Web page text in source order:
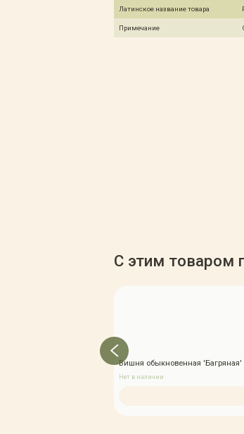
Латинское название товара
Примечание
С этим товаром
Вишня обыкновенная 'Багряная'
Нет в наличии